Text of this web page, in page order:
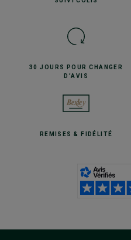
30 JOURS POURCHANGER
D'AVIS
REMISES& FIDÉLITÉ